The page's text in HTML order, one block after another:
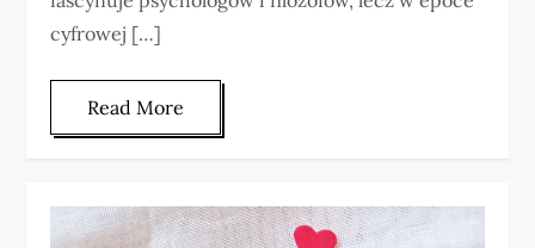
cyfrowej […]
Read More